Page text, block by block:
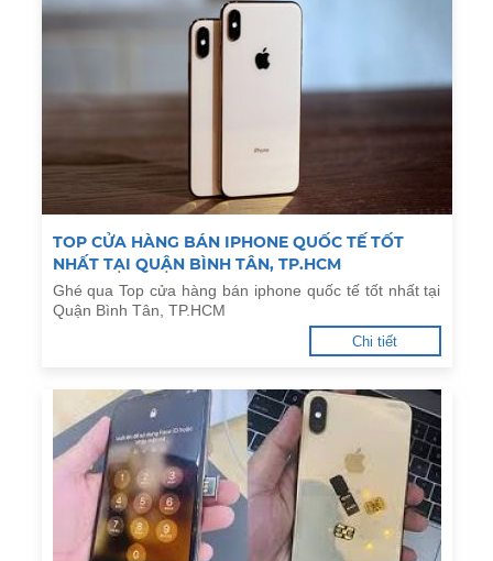
TOP CỬA HÀNG BÁN IPHONE QUỐC TẾ TỐT
NHẤT TẠI QUẬN BÌNH TÂN, TP.HCM
Ghé qua Top cửa hàng bán iphone quốc tế tốt nhất tại
Quận Bình Tân, TP.HCM
Chi tiết